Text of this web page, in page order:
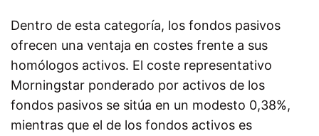
Dentro de esta categoría, los fondos pasivos
ofrecen una ventaja en costes frente a sus
homólogos activos. El coste representativo
Morningstar ponderado por activos de los
fondos pasivos se sitúa en un modesto 0,38%,
mientras que el de los fondos activos es